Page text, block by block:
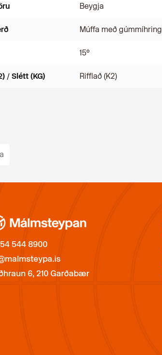
Beygja
Múffa með gúmmíhring
15°
/ Slétt (KG) Rifflað (K2)
544 8900
6, 210 Garðabær